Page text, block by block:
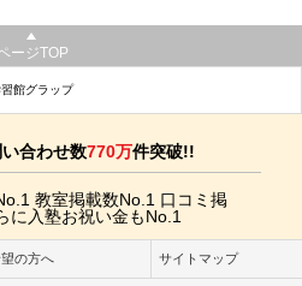
ージTOP
館グラップ
合わせ数770万件突破!!
の方へ サイトマップ